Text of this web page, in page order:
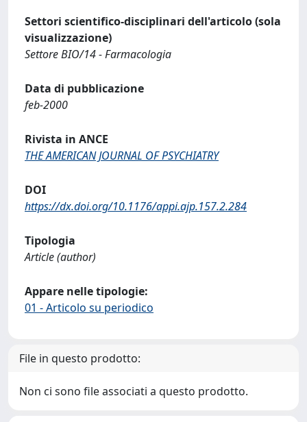
Settori scientifico-disciplinari dell'articolo (sola
visualizzazione)
Settore BIO/14 - Farmacologia
Data di pubblicazione
feb-2000
Rivista in ANCE
THE AMERICAN JOURNAL OF PSYCHIATRY
DOI
https://dx.doi.org/10.1176/appi.ajp.157.2.284
Tipologia
Article (author)
Appare nelle tipologie:
01 - Articolo su periodico
File in questo prodotto:
Non ci sono file associati a questo prodotto.